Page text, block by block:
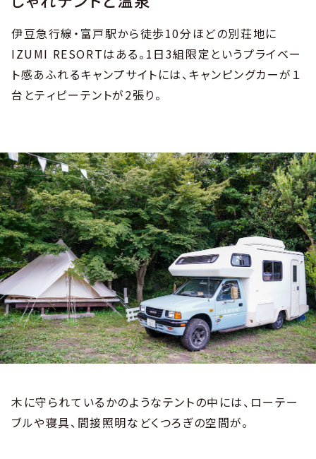
伊豆急行線・富戸駅から徒歩10分ほどの別荘地に
IZUMI RESORTはある。1日3組限定というプライベー
ト感あふれるキャンプサイトには、キャンピングカーが１
台とティピーテントが2張り。
木に守られているかのようなテントの中には、ローテー
ブルや寝具、間接照明などくつろぎの空間が。